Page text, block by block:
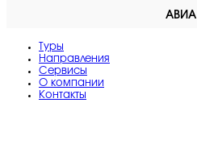
АВИА
Туры
Направления
Сервисы
O компании
Контакты